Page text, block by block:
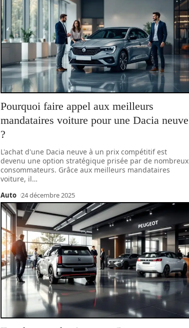
Pourquoi faire appel aux meilleurs
mandataires voiture pour une Dacia neuve
?
L'achat d'une Dacia neuve à un prix compétitif est
devenu une option stratégique prisée par de nombreux
consommateurs. Grâce aux meilleurs mandataires
voiture, il…
Auto 24 décembre 2025